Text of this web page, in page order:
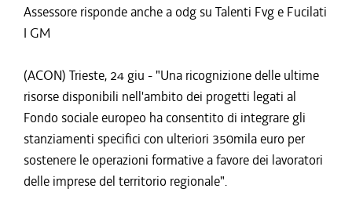
Assessore risponde anche a odg su Talenti Fvg e Fucilati
I GM
(ACON) Trieste, 24 giu - "Una ricognizione delle ultime
risorse disponibili nell'ambito dei progetti legati al
Fondo sociale europeo ha consentito di integrare gli
stanziamenti specifici con ulteriori 350mila euro per
sostenere le operazioni formative a favore dei lavoratori
delle imprese del territorio regionale".